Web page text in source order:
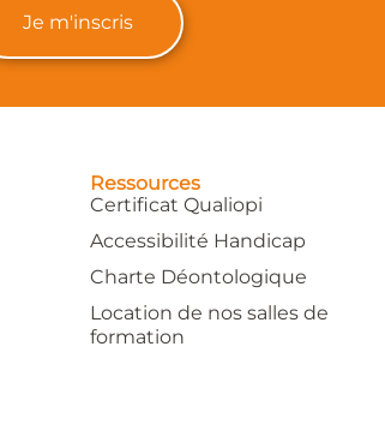
Je m'inscris
Ressources
Certificat Qualiopi
Accessibilité Handicap
Charte Déontologique
Location de nos salles de
formation